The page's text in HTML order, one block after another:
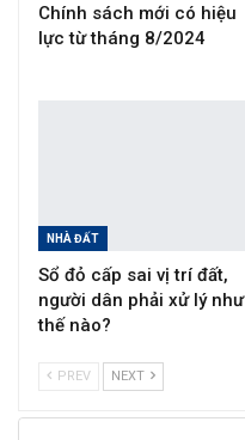
Chính sách mới có hiệu
lực từ tháng 8/2024
NHÀ ĐẤT
Sổ đỏ cấp sai vị trí đất,
người dân phải xử lý như
thế nào?
PREV NEXT